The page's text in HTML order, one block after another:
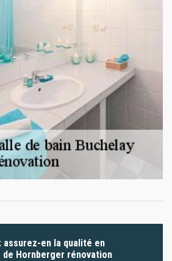
assurez-en la qualité en
de Hornberger rénovation